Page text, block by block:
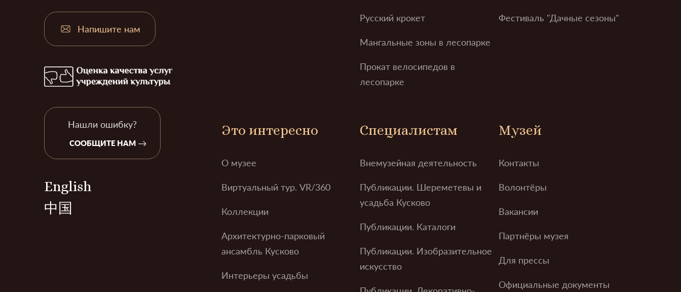
Напишите нам
Нашли ошибку?
СООБЩИТЕ НАМ
English
中国
Русский крокет
Мангальные зоны в лесопарке
Прокат велосипедов в
лесопарке
Фестиваль "Дачные сезоны"
Это интересно
О музее
Виртуальный тур. VR/360
Коллекции
Архитектурно-парковый
ансамбль Кусково
Интерьеры усадьбы
Специалистам
Внемузейная деятельность
Публикации. Шереметевы и
усадьба Кусково
Публикации. Каталоги
Публикации. Изобразительное
искусство
Музей
Контакты
Волонтёры
Вакансии
Партнёры музея
Для прессы
Официальные документы